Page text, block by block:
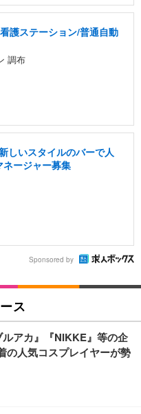
護ステーション/普通自動
調布
しいスタイルのバーで人
ージャー募集
Sponsored by
ス
ルアカ』『NIKKE』等の企
の人気コスプレイヤーが勢